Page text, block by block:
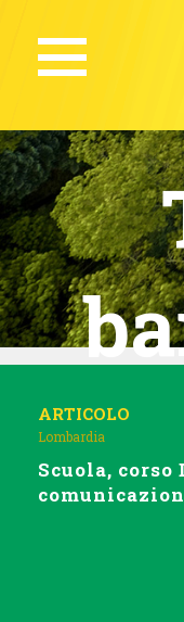
ARTICOLO
Lombardia
Scuola,